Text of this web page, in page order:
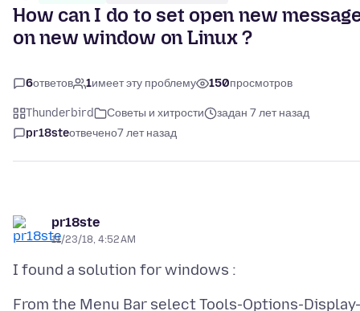
How can I do to set open new
on new window on Linux ?
6ответов 1имеет эту проблему 150просмотров
Thunderbird Советы и хитрости
задан 7 лет назад
pr18steотвечено7 лет назад
pr18ste
11/23/18, 4:52 AM
From the Menu Bar select Tools-Options-Display-